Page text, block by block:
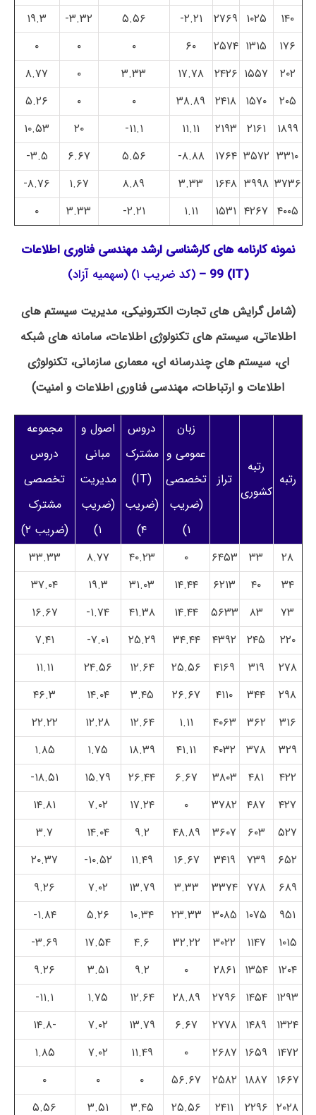
۱۴۰ ۱۰۲۵ ۲۷۶۹ ۲.۲۱- ۵.۵۶ ۳.۳۲-
۱۹.۳
۱۷۶
۱۳۱۵ ۲۵۷۴ ۶۰ ۰ ۰
۰
۲۰۲
۱۵۵۷ ۲۴۲۶ ۱۷.۷۸ ۳.۳۳ ۰
۸.۷۷
۲۰۵
۱۵۷۰ ۲۴۱۸ ۳۸.۸۹ ۰ ۰
۵.۲۶
۱۸۹۹
۲۱۶۱ ۲۱۹۳ ۱۱.۱۱ ۱۱.۱- ۲۰
۱۰.۵۳
۳۳۱۰ ۳۵۷۲ ۱۷۶۴ ۸.۸۸- ۵.۵۶ ۶.۶۷
۳.۵-
۳۷۳۶ ۳۹۹۸ ۱۶۴۸ ۳.۳۳ ۸.۸۹ ۱.۶۷
۸.۷۶-
۴۰۰۵ ۴۲۶۷ ۱۵۳۱ ۱.۱۱ ۲.۲۱- ۳.۳۳ ۰
نمونه کارنامه های کارشناسی ارشد مهندسی فناوری اطلاعات
(IT) 99 –
(کد ضریب ۱) (سهمیه آزاد)
(شامل گرایش های تجارت الکترونیکی، مدیریت سیستم های
اطلاعاتی، سیستم های تکنولوژی اطلاعات، سامانه های شبکه
ای، سیستم های چندرسانه ای، معماری سازمانی، تکنولوژی
اطلاعات و ارتباطات، مهندسی فناوری اطلاعات و امنیت)
رتبه
رتبه
کشوری
تراز
زبان
عمومی و
تخصصی
(ضریب
۱)
دروس
مشترک
(IT)
(ضریب
۴)
اصول و
مبانی
مدیریت
(ضریب
۱)
مجموعه
دروس
تخصصی
مشترک
(ضریب ۲)
۲۸
۳۳ ۶۴۵۳ ۰ ۴۰.۲۳ ۸.۷۷
۳۳.۳۳
۳۴
۴۰ ۶۲۱۳ ۱۴.۴۴ ۳۱.۰۳ ۱۹.۳
۳۷.۰۴
۷۳
۸۳ ۵۶۳۳ ۱۴.۴۴ ۴۱.۳۸ ۱.۷۴-
۱۶.۶۷
۲۲۰
۲۴۵ ۴۳۹۲ ۳۴.۴۴ ۲۵.۲۹ ۷.۰۱-
۷.۴۱
۲۷۸
۳۱۹ ۴۱۶۹ ۲۵.۵۶ ۱۲.۶۴ ۲۴.۵۶
۱۱.۱۱
۲۹۸
۳۴۴ ۴۱۱۰ ۲۶.۶۷ ۳.۴۵ ۱۴.۰۴
۴۶.۳
۳۱۶
۳۶۲ ۴۰۶۳ ۱.۱۱ ۱۲.۶۴ ۱۲.۲۸
۲۲.۲۲
۳۲۹
۳۷۸ ۴۰۳۲ ۴۱.۱۱ ۱۸.۳۹ ۱.۷۵
۱.۸۵
۴۲۲
۴۸۱ ۳۸۰۳ ۶.۶۷ ۲۶.۴۴ ۱۵.۷۹
۱۸.۵۱-
۴۲۷
۴۸۷ ۳۷۸۲ ۰ ۱۷.۲۴ ۷.۰۲
۱۴.۸۱
۵۲۷
۶۰۳ ۳۶۰۷ ۴۸.۸۹ ۹.۲ ۱۴.۰۴
۳.۷
۶۵۲
۷۳۹ ۳۴۱۹ ۱۶.۶۷ ۱۱.۴۹ ۱۰.۵۲-
۲۰.۳۷
۶۸۹
۷۷۸ ۳۳۷۴ ۳.۳۳ ۱۳.۷۹ ۷.۰۲
۹.۲۶
۹۵۱
۱۰۷۵ ۳۰۸۵ ۲۳.۳۳ ۱۰.۳۴ ۵.۲۶
۱.۸۴-
۱۰۱۵
۱۱۴۷ ۳۰۲۲ ۳۲.۲۲ ۴.۶ ۱۷.۵۴
۳.۶۹-
۱۲۰۴
۱۳۵۴ ۲۸۶۱ ۰ ۹.۲ ۳.۵۱
۹.۲۶
۱۲۹۳ ۱۴۵۴ ۲۷۹۶ ۲۸.۸۹ ۱۲.۶۴ ۱.۷۵
۱۱.۱-
۱۳۲۴
۱۴۸۹ ۲۷۷۸ ۶.۶۷ ۱۳.۷۹ ۷.۰۲
-۱۴.۸
۱۴۷۲
۱۶۵۹ ۲۶۸۷ ۰ ۱۱.۴۹ ۷.۰۲
۱.۸۵
۱۶۶۷ ۱۸۸۷ ۲۵۸۲ ۵۶.۶۷ ۰ ۰
۰
۲۰۲۸ ۲۲۹۶ ۲۴۱۱ ۲۵.۵۶ ۳.۴۵ ۳.۵۱
۵.۵۶